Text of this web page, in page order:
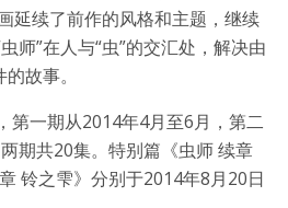
延续了前作的风格和主题，继续
师”在人与“虫”的交汇处，解决由
故事。
第一期从2014年4月至6月，第二
期共20集。特别篇《虫师 续章
铃之雫》分别于2014年8月20日